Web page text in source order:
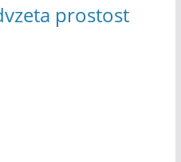
prostost